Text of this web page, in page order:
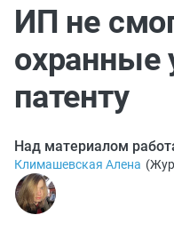
05.08
#новости
ИП не
охранные
патенту
Над материалом
Климашевская Алена (